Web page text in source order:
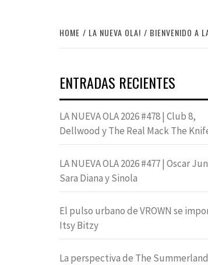
HOME LA NUEVA OLA! BIENVENIDO A
ENTRADAS RECIENTES
LA NUEVA OLA 2026 #478 | Club 8,
Dellwood y The Real Mack The
LA NUEVA OLA 2026 #477 | Oscar
Sara Diana y Sinola
El pulso urbano de VROWN se
Itsy Bitzy
La perspectiva de The